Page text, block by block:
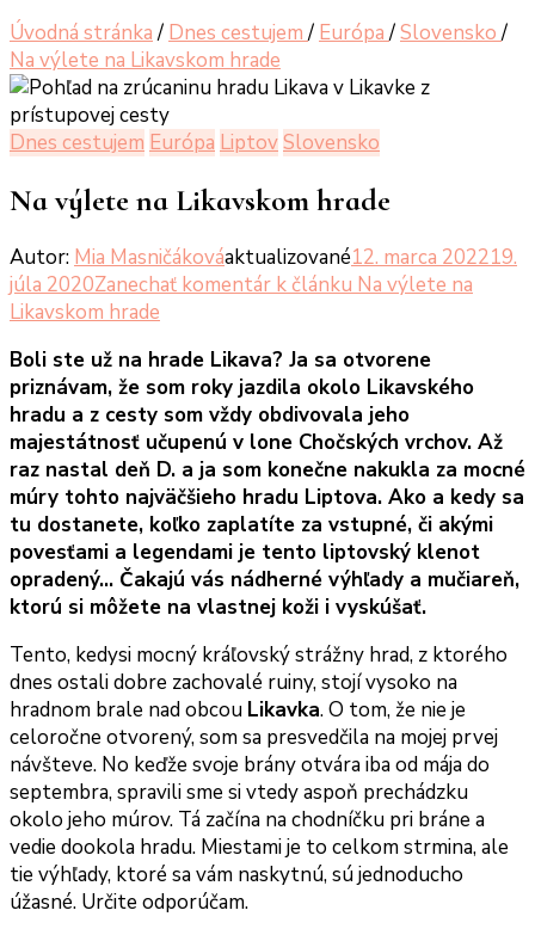
Úvodná stránka / Dnes cestujem/ Európa/Slovensko/
Na výlete na Likavskom hrade
Dnes cestujem Európa LiptovSlovensko
Na výlete na Likavskom hrade
Autor: Mia Masničákováaktualizované12. marca 202219.
júla 2020Zanechať komentár k článku Na výlete na
Likavskom hrade
Boli ste už na hrade Likava? Ja sa otvorene
priznávam, že som roky jazdila okolo Likavského
hradu a z cesty som vždy obdivovala jeho
majestátnosť učupenú v lone Chočských vrchov. Až
raz nastal deň D. a ja som konečne nakukla za mocné
múry tohto najväčšieho hradu Liptova. Ako a kedy sa
tu dostanete, koľko zaplatíte za vstupné, či akými
povesťami a legendami je tento liptovský klenot
opradený… Čakajú vás nádherné výhľady a mučiareň,
ktorú si môžete na vlastnej koži i vyskúšať.
Tento, kedysi mocný kráľovský strážny hrad, z ktorého
dnes ostali dobre zachovalé ruiny, stojí vysoko na
hradnom brale nad obcou Likavka. O tom, že nie je
celoročne otvorený, som sa presvedčila na mojej prvej
návšteve. No keďže svoje brány otvára iba od mája do
septembra, spravili sme si vtedy aspoň prechádzku
okolo jeho múrov. Tá začína na chodníčku pri bráne a
vedie dookola hradu. Miestami je to celkom strmina, ale
tie výhľady, ktoré sa vám naskytnú, sú jednoducho
úžasné. Určite odporúčam.